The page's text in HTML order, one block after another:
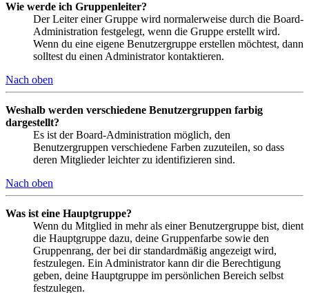
Wie werde ich Gruppenleiter?
Der Leiter einer Gruppe wird normalerweise durch die Board-
Administration festgelegt, wenn die Gruppe erstellt wird.
Wenn du eine eigene Benutzergruppe erstellen möchtest, dann
solltest du einen Administrator kontaktieren.
Nach oben
Weshalb werden verschiedene Benutzergruppen farbig
dargestellt?
Es ist der Board-Administration möglich, den
Benutzergruppen verschiedene Farben zuzuteilen, so dass
deren Mitglieder leichter zu identifizieren sind.
Nach oben
Was ist eine Hauptgruppe?
Wenn du Mitglied in mehr als einer Benutzergruppe bist, dient
die Hauptgruppe dazu, deine Gruppenfarbe sowie den
Gruppenrang, der bei dir standardmäßig angezeigt wird,
festzulegen. Ein Administrator kann dir die Berechtigung
geben, deine Hauptgruppe im persönlichen Bereich selbst
festzulegen.